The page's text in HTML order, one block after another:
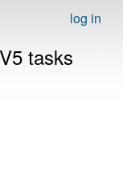
log in
tasks